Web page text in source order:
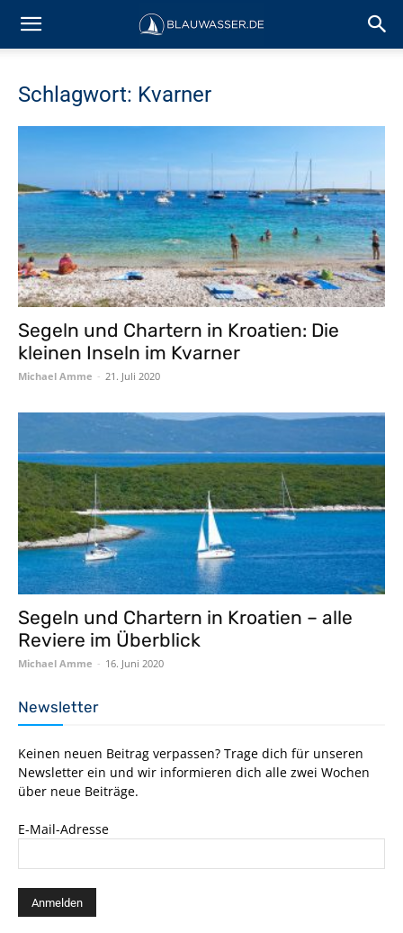
Schlagwort: Kvarner
Segeln und Chartern in Kroatien: Die
kleinen Inseln im Kvarner
Michael Amme - 21. Juli 2020
Segeln und Chartern in Kroatien – alle
Reviere im Überblick
Michael Amme - 16. Juni 2020
Newsletter
Keinen neuen Beitrag verpassen? Trage dich für unseren
Newsletter ein und wir informieren dich alle zwei Wochen
über neue Beiträge.
E-Mail-Adresse